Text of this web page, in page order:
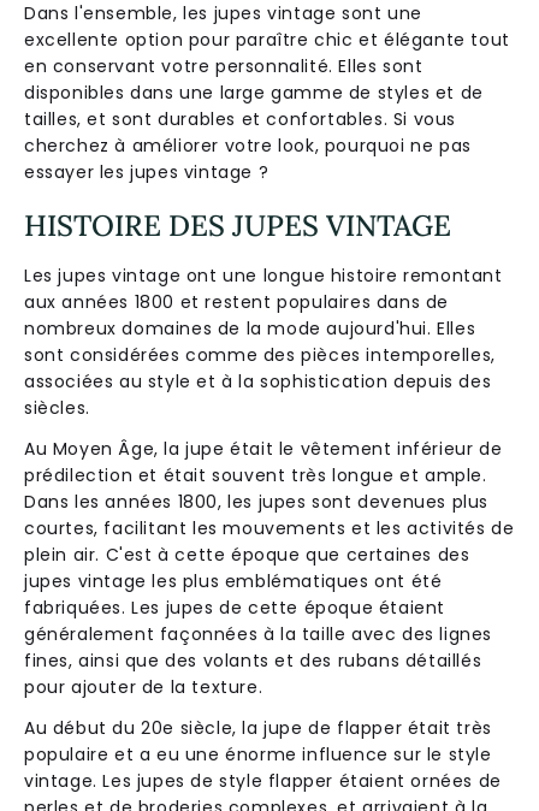
Dans l'ensemble, les jupes vintage sont une
excellente option pour paraître chic et élégante tout
en conservant votre personnalité. Elles sont
disponibles dans une large gamme de styles et de
tailles, et sont durables et confortables. Si vous
cherchez à améliorer votre look, pourquoi ne pas
essayer les jupes vintage ?
HISTOIRE DES JUPES VINTAGE
Les jupes vintage ont une longue histoire remontant
aux années 1800 et restent populaires dans de
nombreux domaines de la mode aujourd'hui. Elles
sont considérées comme des pièces intemporelles,
associées au style et à la sophistication depuis des
siècles.
Au Moyen Âge, la jupe était le vêtement inférieur de
prédilection et était souvent très longue et ample.
Dans les années 1800, les jupes sont devenues plus
courtes, facilitant les mouvements et les activités de
plein air. C'est à cette époque que certaines des
jupes vintage les plus emblématiques ont été
fabriquées. Les jupes de cette époque étaient
généralement façonnées à la taille avec des lignes
fines, ainsi que des volants et des rubans détaillés
pour ajouter de la texture.
Au début du 20e siècle, la jupe de flapper était très
populaire et a eu une énorme influence sur le style
vintage. Les jupes de style flapper étaient ornées de